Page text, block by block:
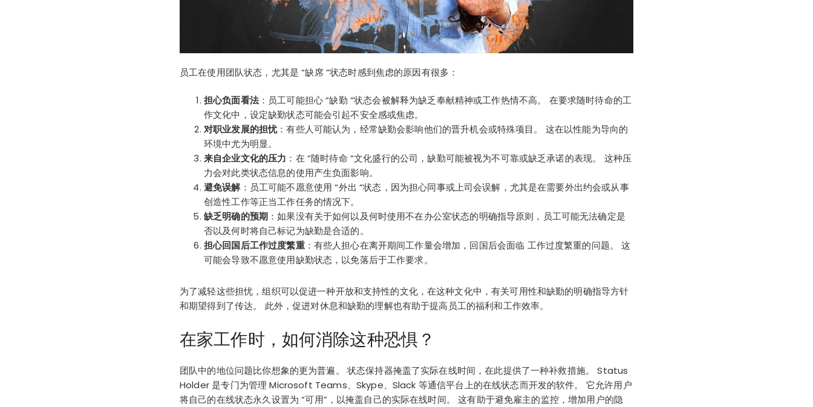
员工在使用团队状态，尤其是 “缺席 “状态时感到焦虑的原因有很多：
担心负面看法：员工可能担心 “缺勤 “状态会被解释为缺乏奉献精神或工作热情不高。 在要求随时待命的工
作文化中，设定缺勤状态可能会引起不安全感或焦虑。
对职业发展的担忧：有些人可能认为，经常缺勤会影响他们的晋升机会或特殊项目。 这在以性能为导向的
环境中尤为明显。
来自企业文化的压力 ：在 “随时待命 “文化盛行的公司，缺勤可能被视为不可靠或缺乏承诺的表现。 这种压
力会对此类状态信息的使用产生负面影响。
避免误解：员工可能不愿意使用 “外出 “状态，因为担心同事或上司会误解，尤其是在需要外出约会或从事
创造性工作等正当工作任务的情况下。
缺乏明确的预期 ：如果没有关于如何以及何时使用不在办公室状态的明确指导原则，员工可能无法确定是
否以及何时将自己标记为缺勤是合适的。
担心回国后工作过度繁重：有些人担心在离开期间工作量会增加，回国后会面临 工作过度繁重的问题。 这
可能会导致不愿意使用缺勤状态，以免落后于工作要求。
为了减轻这些担忧，组织可以促进一种开放和支持性的文化，在这种文化中，有关可用性和缺勤的明确指导方针
和期望得到了传达。 此外，促进对休息和缺勤的理解也有助于提高员工的福利和工作效率。
在家工作时，如何消除这种恐惧？
团队中的地位问题比你想象的更为普遍。 状态保持器掩盖了实际在线时间，在此提供了一种补救措施。 Status
Holder 是专门为管理 Microsoft Teams、Skype、Slack 等通信平台上的在线状态而开发的软件。 它允许用户
将自己的在线状态永久设置为 “可用”，以掩盖自己的实际在线时间。 这有助于避免雇主的监控，增加用户的隐